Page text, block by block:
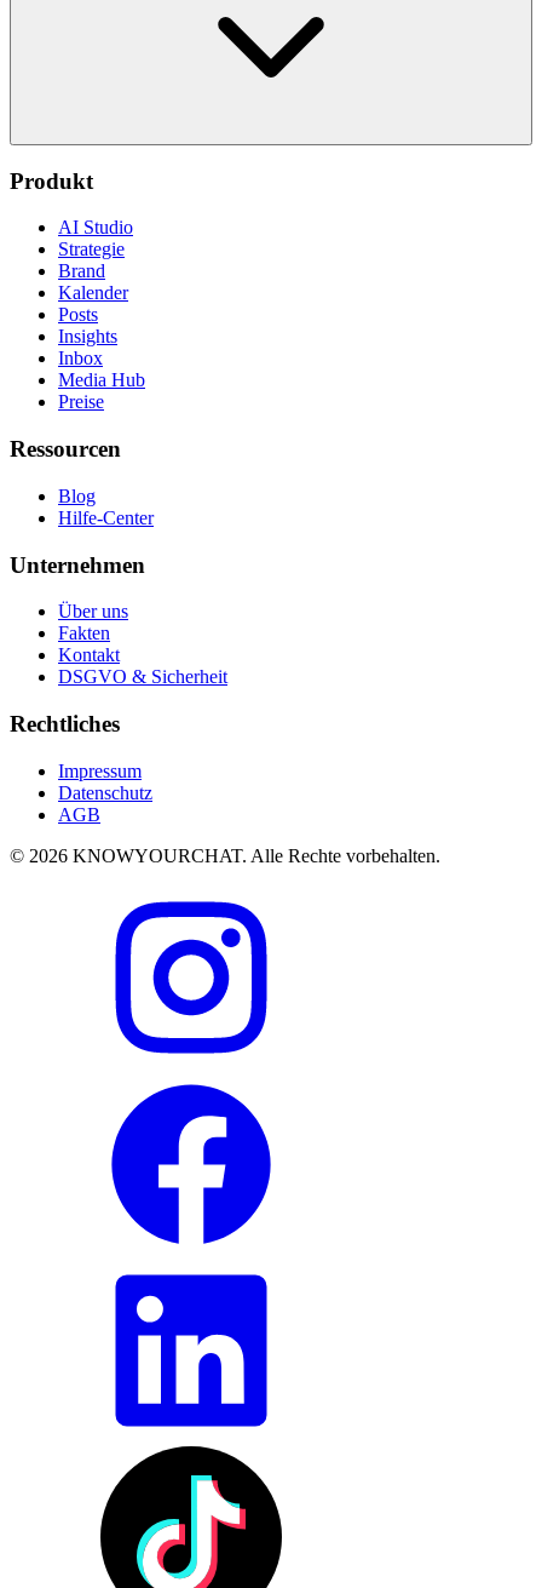
Produkt
AI Studio
Strategie
Brand
Kalender
Posts
Insights
Inbox
Media Hub
Preise
Ressourcen
Blog
Hilfe-Center
Unternehmen
Über uns
Fakten
Kontakt
DSGVO & Sicherheit
Rechtliches
Impressum
Datenschutz
AGB
© 2026 KNOWYOURCHAT. Alle Rechte vorbehalten.